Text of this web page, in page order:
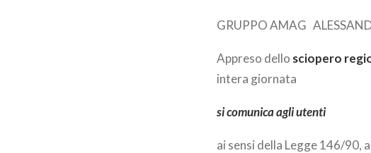
GRUPPO AMAG
Appreso dello sciopero
intera giornata
si comunica agli utenti
ai sensi della Legge 146/